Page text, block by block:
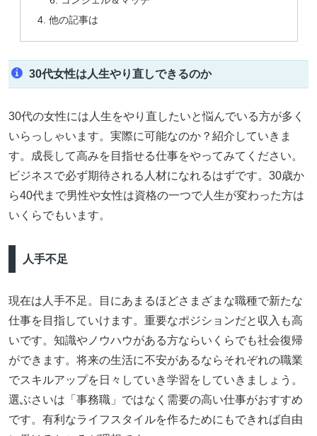
他の記事は
30代女性は人生やり直しできるのか
30代の女性には人生をやり直したいと悩んでいる方が多く
いらっしゃいます。実際に可能なのか？紹介していきま
す。成長して高みを目指せる仕事をやってみてください。
ビジネスで必ず期待される人材になれるはずです。30歳か
ら40代まで男性や女性は資格の一つで人生が変わった方は
いくらでもいます。
人手不足
現在は人手不足。目にあまるほどさまざまな職種で新たな
仕事を目指していけます。重要なポジションだと収入も高
いです。知識やノウハウがある方ならいくらでも社会復帰
ができます。将来の生活に不安があるならそれぞれの職業
でスキルアップを日々していき学習をしていきましょう。
選ぶさいは「事務職」ではなく需要の高い仕事がおすすめ
です。有利なライフスタイルを作るためにもできれば自由